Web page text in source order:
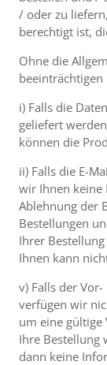
/ oder zu
berechtigt ist,
Ohne die
i) Falls die
geliefert
können die
ii) Falls die E-
wir Ihnen keine
Ablehnung der
Bestellungen
Ihrer
Ihnen kann
v) Falls der
verfügen wir
um eine
Ihre Bestellung
dann keine